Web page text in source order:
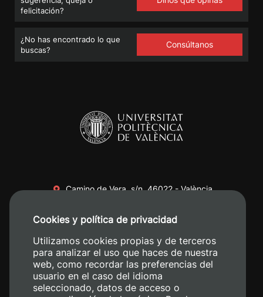
felicitación?
¿No has encontrado lo que
buscas?
Consúltanos
Camino de Vera, s/n. 46022 - València
+34 620 04 00 50
Cookies y política de privacidad
Utilizamos cookies propias y de terceros
para analizar el uso que haces de nuestra
web, como recordar las preferencias del
usuario en el caso del idioma
seleccionado, datos de acceso o